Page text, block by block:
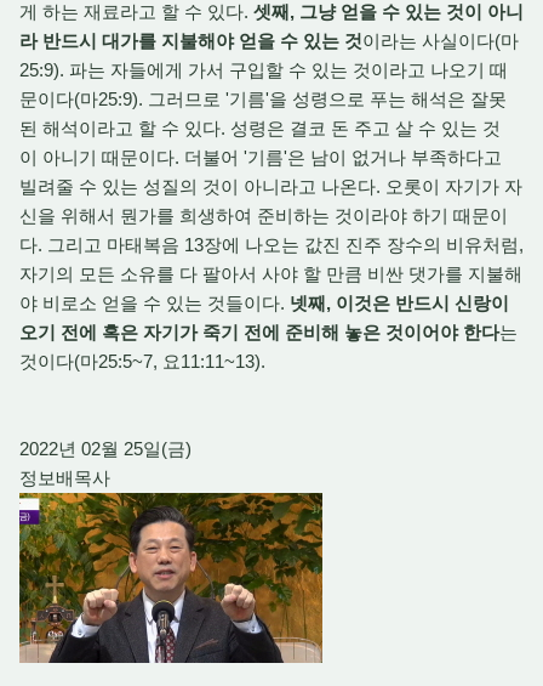
게 하는 재료라고 할 수 있다. 셋째, 그냥 얻을 수 있는 것이 아니
라 반드시 대가를 지불해야 얻을 수 있는 것이라는 사실이다(마
25:9). 파는 자들에게 가서 구입할 수 있는 것이라고 나오기 때
문이다(마25:9). 그러므로 '기름'을 성령으로 푸는 해석은 잘못
된 해석이라고 할 수 있다. 성령은 결코 돈 주고 살 수 있는 것
이 아니기 때문이다. 더불어 '기름'은 남이 없거나 부족하다고
빌려줄 수 있는 성질의 것이 아니라고 나온다. 오롯이 자기가 자
신을 위해서 뭔가를 희생하여 준비하는 것이라야 하기 때문이
다. 그리고 마태복음 13장에 나오는 값진 진주 장수의 비유처럼,
자기의 모든 소유를 다 팔아서 사야 할 만큼 비싼 댓가를 지불해
야 비로소 얻을 수 있는 것들이다. 넷째, 이것은 반드시 신랑이
오기 전에 혹은 자기가 죽기 전에 준비해 놓은 것이어야 한다는
것이다(마25:5~7, 요11:11~13).
2022년 02월 25일(금)
정보배목사